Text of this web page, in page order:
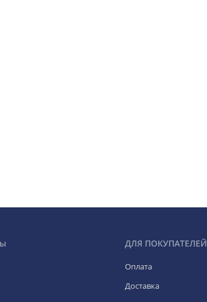
ДЛЯ ПОКУПАТЕЛЕЙ
Оплата
Доставка